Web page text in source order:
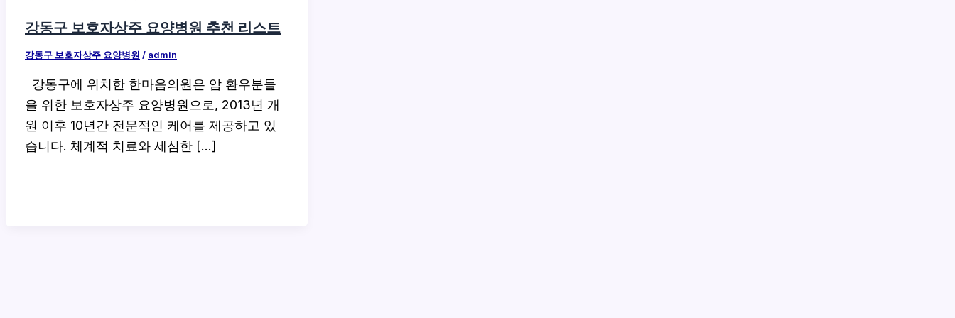
강동구 보호자상주 요양병원 추천 리스트
강동구 보호자상주 요양병원 / admin
강동구에 위치한 한마음의원은 암 환우분들
을 위한 보호자상주 요양병원으로, 2013년 개
원 이후 10년간 전문적인 케어를 제공하고 있
습니다. 체계적 치료와 세심한 […]